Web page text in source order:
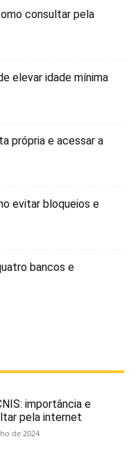
consultar pela
elevar idade mínima
própria e acessar a
evitar bloqueios e
bancos e
importância e
pela internet
de 2024